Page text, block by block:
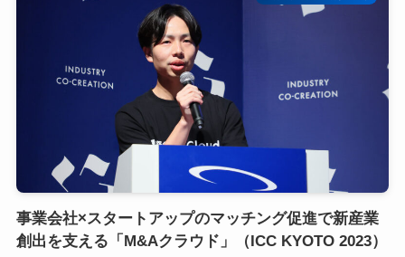
事業会社×スタートアップのマッチング促進で新産業
創出を支える「M&Aクラウド」（ICC KYOTO 2023）